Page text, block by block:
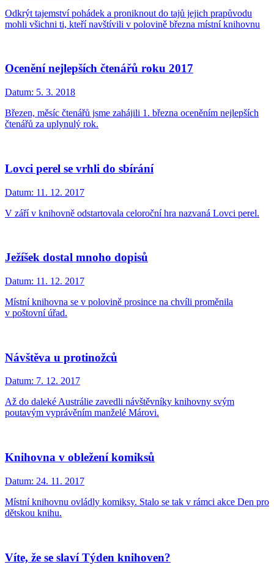
Odkrýt tajemství pohádek a proniknout do tajů jejich prapůvodu
mohli všichni ti, kteří navštívili v polovině března místní knihovnu
Ocenění nejlepších čtenářů roku 2017
Datum: 5. 3. 2018
Březen, měsíc čtenářů jsme zahájili 1. března oceněním nejlepších
čtenářů za uplynulý rok.
Lovci perel se vrhli do sbírání
Datum: 11. 12. 2017
V září v knihovně odstartovala celoroční hra nazvaná Lovci perel.
Ježíšek dostal mnoho dopisů
Datum: 11. 12. 2017
Místní knihovna se v polovině prosince na chvíli proměnila
v poštovní úřad.
Návštěva u protinožců
Datum: 7. 12. 2017
Až do daleké Austrálie zavedli návštěvníky knihovny svým
poutavým vyprávěním manželé Márovi.
Knihovna v obležení komiksů
Datum: 24. 11. 2017
Místní knihovnu ovládly komiksy. Stalo se tak v rámci akce Den pro
dětskou knihu.
Víte, že se slaví Týden knihoven?